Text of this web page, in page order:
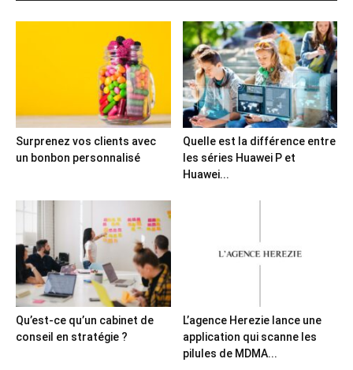
Surprenez vos clients avec
un bonbon personnalisé
Quelle est la différence entre
les séries Huawei P et
Huawei...
Qu’est-ce qu’un cabinet de
conseil en stratégie ?
L’agence Herezie lance une
application qui scanne les
pilules de MDMA...